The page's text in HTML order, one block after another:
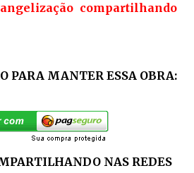
compartilhando
PARA MANTER ESSA OBRA:
NAS REDES